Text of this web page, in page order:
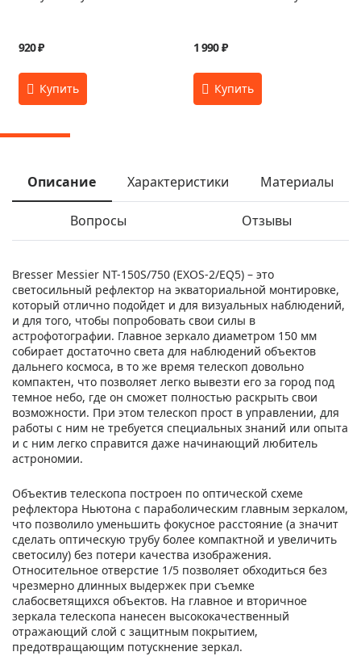
920 ₽ 1 990 ₽
Описание Характеристики Материалы
Вопросы Отзывы
Bresser Messier NT-150S/750 (EXOS-2/EQ5) – это
светосильный рефлектор на экваториальной монтировке,
который отлично подойдет и для визуальных наблюдений,
и для того, чтобы попробовать свои силы в
астрофотографии. Главное зеркало диаметром 150 мм
собирает достаточно света для наблюдений объектов
дальнего космоса, в то же время телескоп довольно
компактен, что позволяет легко вывезти его за город под
темное небо, где он сможет полностью раскрыть свои
возможности. При этом телескоп прост в управлении, для
работы с ним не требуется специальных знаний или опыта
и с ним легко справится даже начинающий любитель
астрономии.
Объектив телескопа построен по оптической схеме
рефлектора Ньютона с параболическим главным зеркалом,
что позволило уменьшить фокусное расстояние (а значит
сделать оптическую трубу более компактной и увеличить
светосилу) без потери качества изображения.
Относительное отверстие 1/5 позволяет обходиться без
чрезмерно длинных выдержек при съемке
слабосветящихся объектов. На главное и вторичное
зеркала телескопа нанесен высококачественный
отражающий слой с защитным покрытием,
предотвращающим потускнение зеркал.